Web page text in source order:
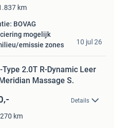
km
BOVAG
mogelijk
emissie zones
10 jul 26
2.0T R-Dynamic Leer
Massage S.
Details
km